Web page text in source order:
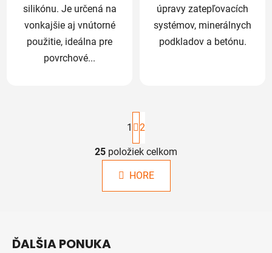
silikónu. Je určená na
vonkajšie aj vnútorné
použitie, ideálna pre
povrchové...
úpravy zatepľovacích
systémov, minerálnych
podkladov a betónu.
O
v
l
á
S
t
r
á
n
k
1 2
25 položiek celkom
HORE
ĎALŠIA PONUKA